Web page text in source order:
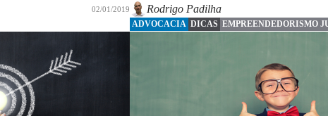
02/01/2019 Rodrigo Padilha
ADVOCACIA DICAS EMPREENDEDORISMO